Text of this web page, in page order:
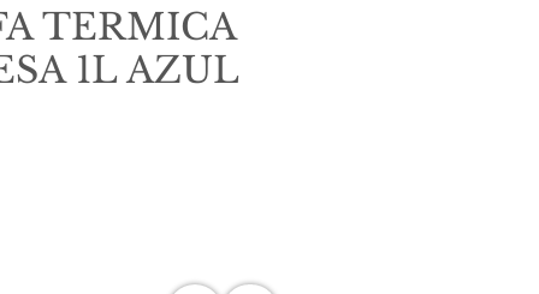
TERMICA
1L AZUL